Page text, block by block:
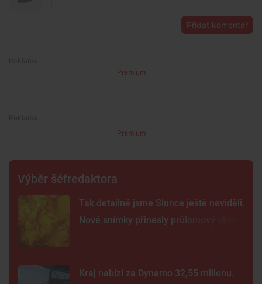
Přidat komentář
Premium
Premium
Výběr šéfredaktora
Tak detailně jsme Slunce ještě neviděli.
Nové snímky přinesly průlomový objev
Kraj nabízí za Dynamo 32,55 milionu.